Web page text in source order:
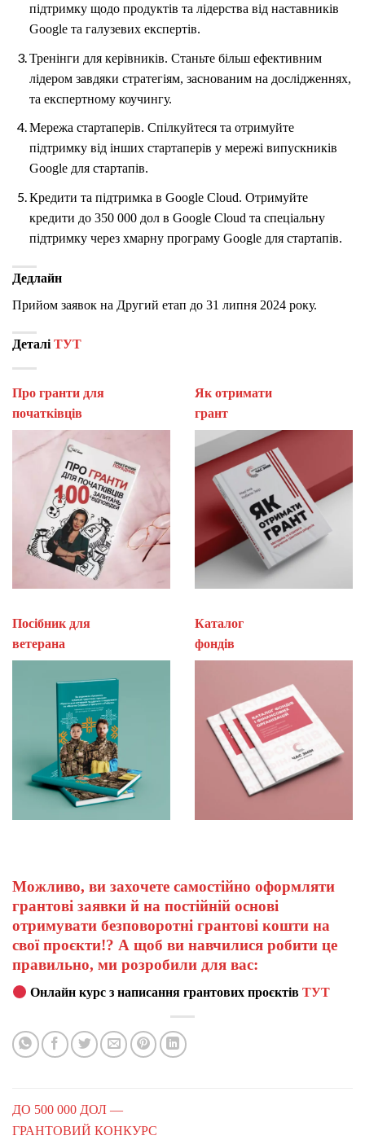
підтримку щодо продуктів та лідерства від наставників
Google та галузевих експертів.
Тренінги для керівників. Станьте більш ефективним
лідером завдяки стратегіям, заснованим на дослідженнях,
та експертному коучингу.
Мережа стартаперів. Спілкуйтеся та отримуйте
підтримку від інших стартаперів у мережі випускників
Google для стартапів.
Кредити та підтримка в Google Cloud. Отримуйте
кредити до 350 000 дол в Google Cloud та спеціальну
підтримку через хмарну програму Google для стартапів.
Дедлайн
Прийом заявок на Другий етап до 31 липня 2024 року.
Деталі ТУТ
Про гранти для
початківців
Як отримати
Посібник для
ветерана
Каталог
Можливо, ви захочете самостійно оформляти
грантові заявки й на постійній основі
отримувати безповоротні грантові кошти на
свої проєкти!? А щоб ви навчилися робити це
правильно, ми розробили для вас:
Онлайн курс з написання грантових проєктівТУТ
ДО 500 000 ДОЛ —
ГРАНТОВИЙ КОНКУРС